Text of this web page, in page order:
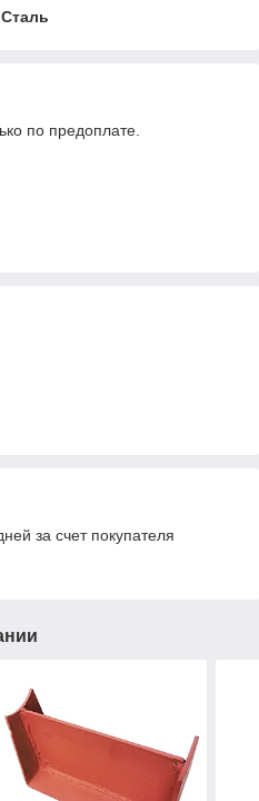
Сталь
по предоплате.
за счет покупателя